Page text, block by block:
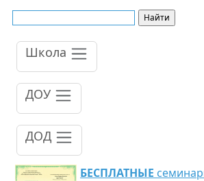
Школа
ДОУ
ДОД
БЕСПЛАТНЫЕ